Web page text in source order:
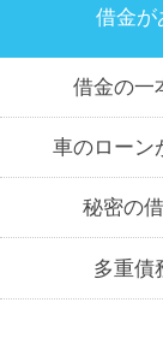
借金が
借金の一
車のローン
秘密の
多重債